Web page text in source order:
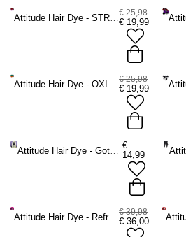
€ 25,98
€ 19,99
€ 25,98
€ 19,99
Attitude Hair Dye - Gothic Heart Charm Velvet Haarstrik - Zwart
€
14,99
Attitude Hair Dye - Refresh Bundle Semi permanente haarverf kit - Roze € 39,98
€ 36,00